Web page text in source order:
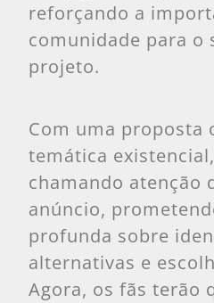
reforçando a
comunidade para o
projeto.
Com uma proposta
temática existencial,
chamando atenção
anúncio,
profunda sobre
alternativas e
Agora, os fãs terão